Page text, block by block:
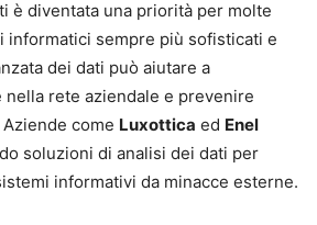
è diventata una priorità per molte
informatici sempre più sofisticati e
dei dati può aiutare a
nella rete aziendale e prevenire
come Luxottica ed Enel
soluzioni di analisi dei dati per
informativi da minacce esterne.